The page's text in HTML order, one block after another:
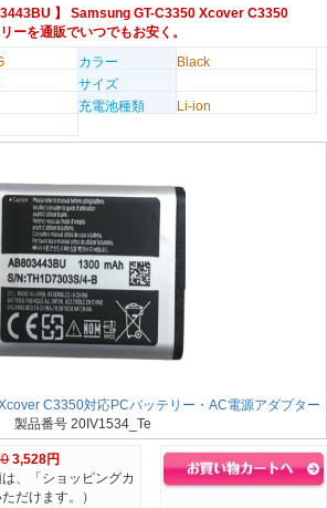
】 Samsung GT-C3350 Xcover C3350
ーを通販でいつでもお安く。
カラー
Black
サイズ
充電池種類
Li-ion
C3350対応PCバッテリー・AC電源アダプター
製品番号 20IV1534_Te
3,528円
、「ショッピングカ
だけます。）